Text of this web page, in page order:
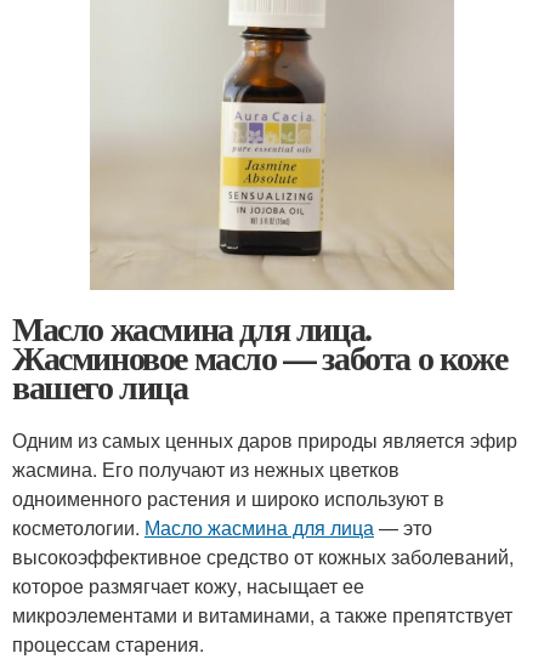
Масло жасмина для лица.
Жасминовое масло — забота о коже
вашего лица
Одним из самых ценных даров природы является эфир
жасмина. Его получают из нежных цветков
одноименного растения и широко используют в
косметологии. Масло жасмина для лица— это
высокоэффективное средство от кожных заболеваний,
которое размягчает кожу, насыщает ее
микроэлементами и витаминами, а также препятствует
процессам старения.